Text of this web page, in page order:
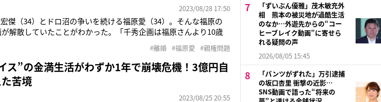
2023/08/28 17:50
傑（34）とドロ沼の争いを続ける福原愛（34）。そんな福原の
解散していたことがわかった。「千秀企画は福原さんより10歳
、二人の名前から一文字ずつ取ったのが社名の由来だそうです」
#離婚 #福原愛 #親権問題
ス”の金満生活がわずか1年で崩壊危機！3億円自
苦境
2023/08/25 20:55
「ずいぶん優雅」茂木敏充外
相 熊本の被災地が過酷生活
のなか…外遊先からの“コー
ヒーブレイク動画”に寄せら
れる疑問の声
2026/08/05 15:45
「パンツがずれた」万引逮捕
の坂口杏里 衝撃の近影…
SNS動画で語った“将来の